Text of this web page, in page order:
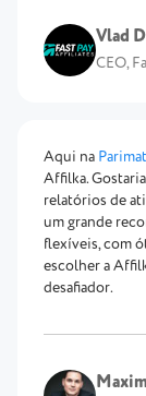
Vlad
CEO,
Aqui na
Affilka.
relatórios de
um grande
flexíveis, com
escolher a
desafiador.